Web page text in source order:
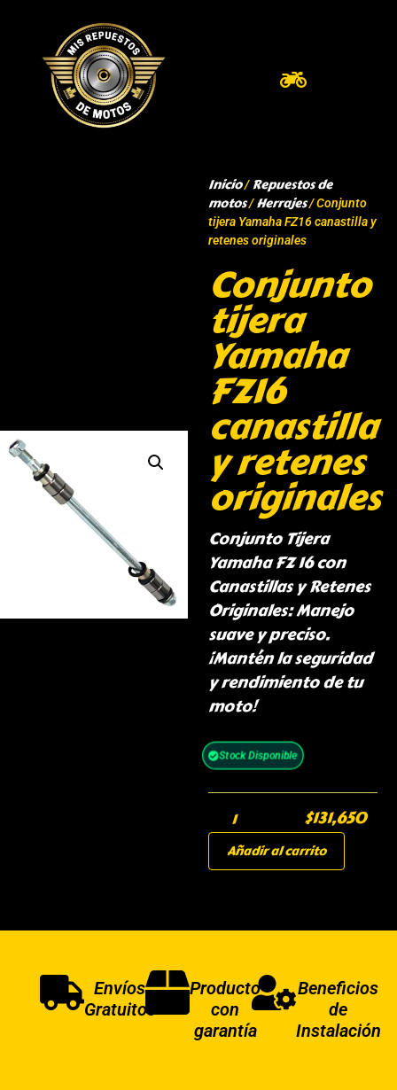
Inicio/Repuestos de
motos/Herrajes/ Conjunto
tijera Yamaha FZ16 canastilla y
retenes originales
Conjunto
tijera
Yamaha
FZ16
canastilla
y retenes
originales
Conjunto Tijera
Yamaha FZ 16 con
Canastillas y Retenes
Originales: Manejo
suave y preciso.
¡Mantén la seguridad
y rendimiento de tu
moto!
Stock Disponible
$131,650
Añadir al carrito
Envíos
Gratuitos
Producto
con
garantía
Beneficios
de
Instalación